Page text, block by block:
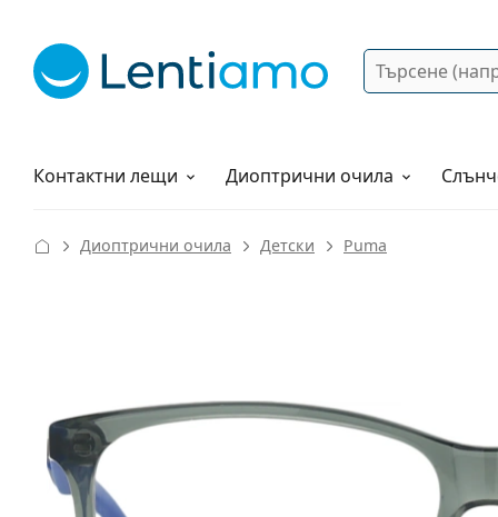
Търсене
Контактни лещи
Разтвори Диоптрични очила
Как да поръчам?
Диоптрични очила Детски Puma